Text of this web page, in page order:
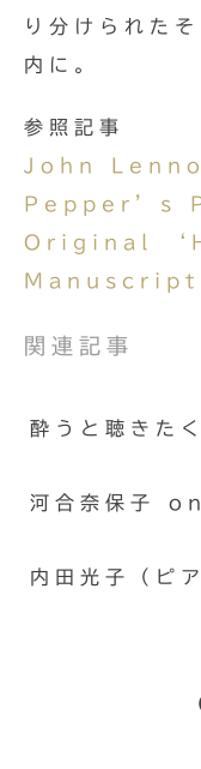
り分けられた
内に。
参照記事
John
Pepper’s
Original
関連記事
酔うと聴きた
河合奈保子
内田光子（ピ